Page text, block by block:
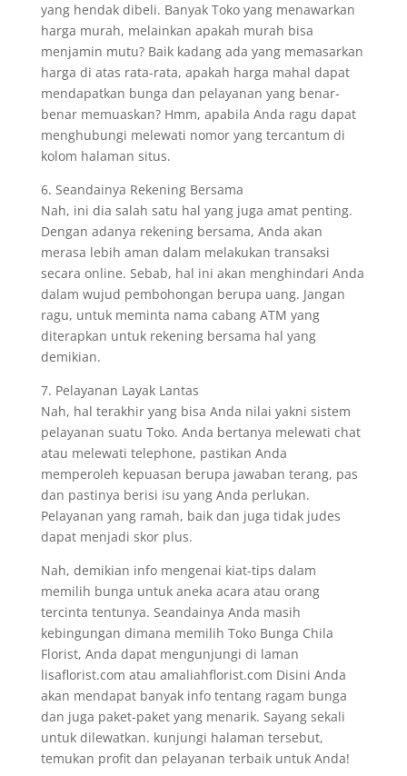
yang hendak dibeli. Banyak Toko yang menawarkan
harga murah, melainkan apakah murah bisa
menjamin mutu? Baik kadang ada yang memasarkan
harga di atas rata-rata, apakah harga mahal dapat
mendapatkan bunga dan pelayanan yang benar-
benar memuaskan? Hmm, apabila Anda ragu dapat
menghubungi melewati nomor yang tercantum di
kolom halaman situs.
6. Seandainya Rekening Bersama
Nah, ini dia salah satu hal yang juga amat penting.
Dengan adanya rekening bersama, Anda akan
merasa lebih aman dalam melakukan transaksi
secara online. Sebab, hal ini akan menghindari Anda
dalam wujud pembohongan berupa uang. Jangan
ragu, untuk meminta nama cabang ATM yang
diterapkan untuk rekening bersama hal yang
demikian.
7. Pelayanan Layak Lantas
Nah, hal terakhir yang bisa Anda nilai yakni sistem
pelayanan suatu Toko. Anda bertanya melewati chat
atau melewati telephone, pastikan Anda
memperoleh kepuasan berupa jawaban terang, pas
dan pastinya berisi isu yang Anda perlukan.
Pelayanan yang ramah, baik dan juga tidak judes
dapat menjadi skor plus.
Nah, demikian info mengenai kiat-tips dalam
memilih bunga untuk aneka acara atau orang
tercinta tentunya. Seandainya Anda masih
kebingungan dimana memilih Toko Bunga Chila
Florist, Anda dapat mengunjungi di laman
lisaflorist.com atau amaliahflorist.com Disini Anda
akan mendapat banyak info tentang ragam bunga
dan juga paket-paket yang menarik. Sayang sekali
untuk dilewatkan. kunjungi halaman tersebut,
temukan profit dan pelayanan terbaik untuk Anda!